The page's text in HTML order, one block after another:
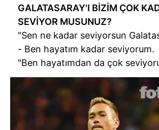
GALATASARAY'I BİZİM ÇOK
SEVİYOR MUSUNUZ?
"Sen ne kadar seviyorsun
- Ben hayatım kadar seviyorum.
"Ben hayatımdan da çok